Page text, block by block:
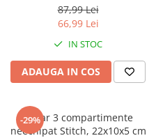
Star Wars
R-Walker
Pokemon
Printesele Disney
Disney
Mickey Mouse Disney
Baby Shark
Skateboard
Casti protectie sport
Manusi sport
Vehicule
Casute si Locuri de joaca
Sporturi de interior
87,99 Lei
66,99 Lei
IN STOC
ADAUGA IN COS
-29%
Penar 3 compartimente
neechipat Stitch, 22x10x5 cm